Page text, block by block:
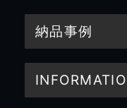
納品事例